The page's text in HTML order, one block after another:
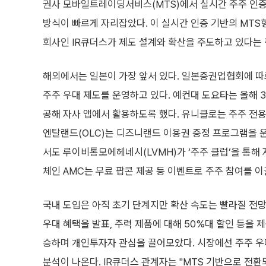
권사 모바일트레이딩서비스(MTS)에서 실시간 주주 인
방식이 빠르게 자리잡았다. 이 실시간 인증 기반의
회사인 IR큐더스가 제도 설계와 확산을 주도하고 있다는
해외에서는 일본이 가장 앞서 있다. 일본증권업협회에
주주 우대 제도를 운영하고 있다. 예컨대 도요타는 올
공해 자사 앱에서 활용하도록 했다. 유니클로는 주주 전
엔탈랜드(OLC)는 디즈니랜드 이용권 증정 프로그램을
서도 루이비통모에헤네시(LVMH)가 ‘주주 클럽’을 통
체인 AMC는 무료 팝콘 제공 등 이벤트로 주주 참여를 이
국내 도입은 아직 초기 단계지만 확산 속도는 빨라질 전
우대 혜택을 발표, 주력 제품에 대해 50%대 할인 등을
승하며 개인투자자 관심을 끌어모았다. 시장에선 주주
분석이 나온다. IR큐더스 관계자는 "MTS 기반으로 전